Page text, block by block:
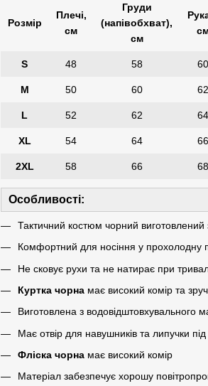
Розмір
Плечі,
см
Груди
(напівобхват),
см
S 48 58 60
M 50 60 62
L 52 62 64
XL 54 64 66
2XL 58 66 68
Особливості:
Тактичний костюм чорний виготовлений
Комфортний для носіння у прохолодну
Не сковує рухи та не натирає при
Куртка чорна має високий комір та
Виготовлена з водовідштовхувального
Має отвір для навушників та липучки
Фліска чорнамає високий комір
Матеріал забезпечує хорошу